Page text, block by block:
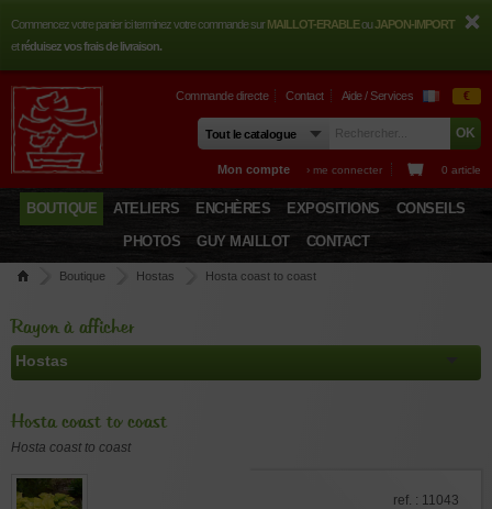
Commencez votre panier ici terminez votre commande surMAILLOT-ERABLEouJAPON-IMPORT
etréduisez vos frais de livraison.
Commande directe Contact Aide / Services €
Mon compte › me connecter 0 article
BOUTIQUE ATELIERS ENCHÈRES EXPOSITIONS
CONSEILS
PHOTOS
GUY MAILLOT CONTACT
Boutique Hostas Hosta coast to coast
Rayon à afficher
Hosta coast to coast
Hosta coast to coast
ref. : 11043